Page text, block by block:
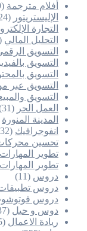
أفلام مترجمة (1٬999)
الإليستريتور (24)
التجارة
التحليل المالي
التسويق
التسويق
التسويق
التسويق عبر
التسويق
العمل الحر (31)
المدينة المنورة
انفوجرافيك (32)
تحسين
تطوير المهارات
تطوير المهارات
دروس (11)
دروس
دروس
دوس و حيل (37)
ريادة الاعمال (225)